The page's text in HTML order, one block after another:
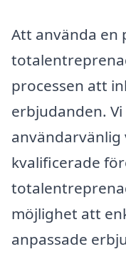
Att använda en
processen att
erbjudanden.
kvalificerade
möjlighet att
anpassade